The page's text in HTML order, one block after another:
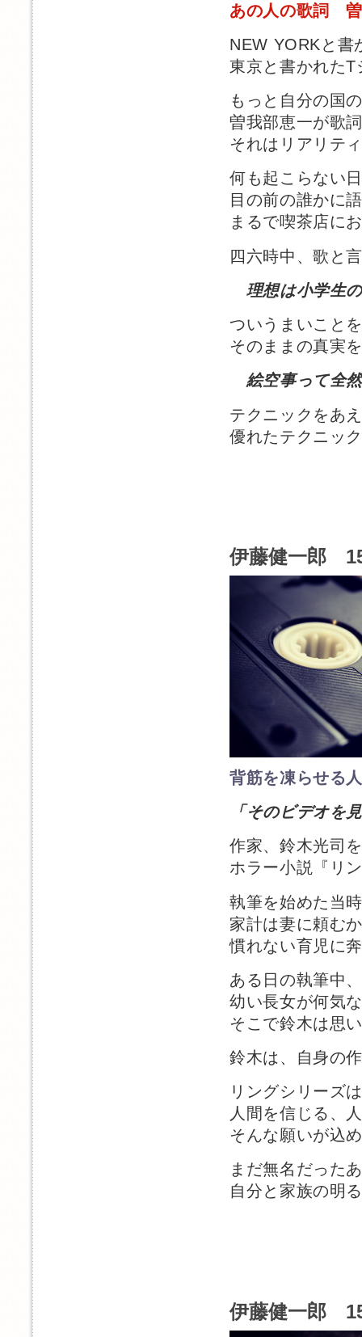
あの人の歌詞
NEW YORKと書
東京と書かれた
もっと自分の国
曽我部恵一が歌
それはリアリテ
何も起こらない
目の前の誰かに
まるで喫茶店に
四六時中、歌と
理想は小学生
ついうまいこと
そのままの真実
絵空事って全
テクニックをあ
優れたテクニッ
伊藤健一郎
背筋を凍らせる
「そのビデオを
作家、鈴木光司
ホラー小説『リ
執筆を始めた当
家計は妻に頼む
慣れない育児に
ある日の執筆中
幼い長女が何気
そこで鈴木は思
鈴木は、自身の
リングシリーズ
人間を信じる、
そんな願いが込
まだ無名だった
自分と家族の明
伊藤健一郎